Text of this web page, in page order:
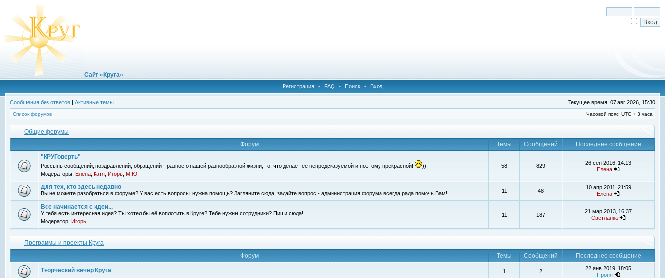
Сайт «Круга»
Регистрация • FAQ • Поиск • Вход
Сообщения без ответов | Активные темы Текущее время: 07 авг 2026, 15:30
Список форумов Часовой пояс: UTC + 3 часа
Общие форумы
Форум
Темы Сообщений
Последнее сообщение
"КРУГоверть"
Россыпь сообщений, поздравлений, обращений - разное о нашей разнообразной жизни, то, что делает ее непредсказуемой и поэтому прекрасной!
))
Модераторы: Елена Катя Игорь М.Ю.
58 829
26 сен 2016, 14:13
Елена
Для тех, кто здесь недавно
Вы не можете разобраться в форуме? У вас есть вопросы, нужна помощь? Загляните сюда, задайте вопрос - администрация форума всегда рада помочь Вам! 11 48
10 апр 2011, 21:59
Елена
Все начинается с идеи...
У тебя есть интересная идея? Ты хотел бы её воплотить в Круге? Тебе нужны сотрудники? Пиши сюда!
Модератор: Игорь
11 187
21 мар 2013, 16:37
Светланка
Программы и проекты Круга
Форум
Темы Сообщений Последнее сообщение
Творческий вечер Круга 1 2
22 янв 2019, 18:05
Проня